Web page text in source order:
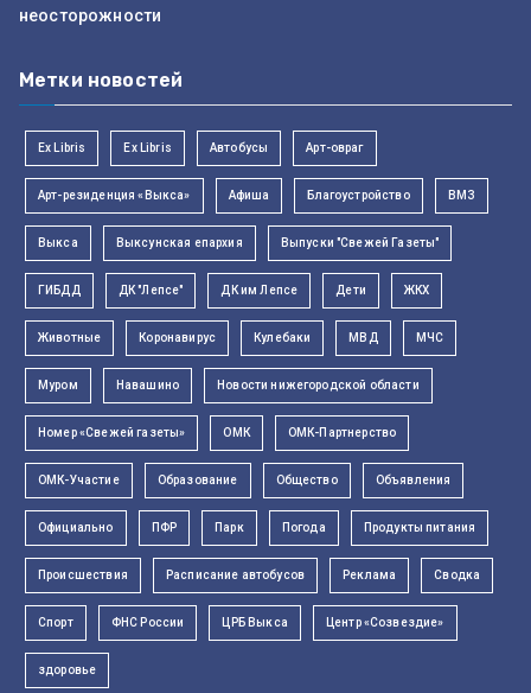
неосторожности
Метки новостей
Ex Libris Ex Libris Автобусы Арт-овраг
Арт-резиденция «Выкса» Афиша Благоустройство ВМЗ
Выкса Выксунская епархия Выпуски "Свежей Газеты"
ГИБДД ДК "Лепсе" ДК им Лепсе Дети ЖКХ
Животные Коронавирус Кулебаки МВД МЧС
Муром Навашино Новости нижегородской области
Номер «Свежей газеты» ОМК ОМК-Партнерство
ОМК-Участие Образование Общество Объявления
Официально ПФР Парк Погода Продукты питания
Происшествия Расписание автобусов Реклама Сводка
Спорт ФНС России ЦРБ Выкса Центр «Созвездие»
здоровье